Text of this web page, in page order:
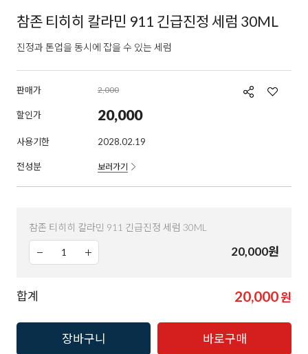
참존 티히히 칼라민 911 긴급진정 세럼 30ML
진정과 톤업을 동시에 잡을 수 있는 세럼
판매가 2,000
할인가 20,000
사용기한 2028.02.19
전성분 보러가기
참존 티히히 칼라민 911 긴급진정 세럼 30ML
20,000원
합계 20,000원
장바구니 바로구매